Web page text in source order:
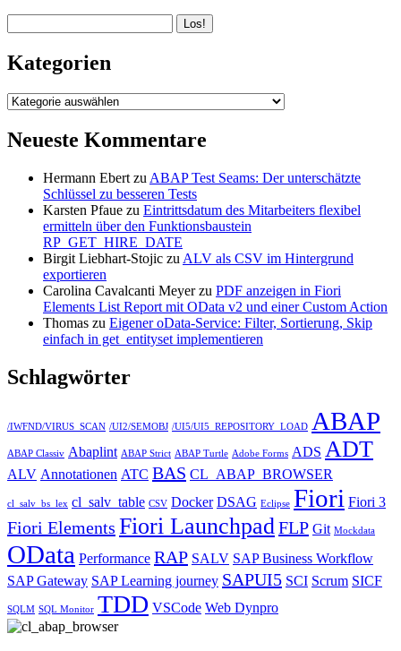
Kategorien
Kategorien
Neueste Kommentare
Hermann Ebert zu ABAP Test Seams: Der unterschätzte
Schlüssel zu besseren Tests
Karsten Pfaue zu Eintrittsdatum des Mitarbeiters flexibel
ermitteln über den Funktionsbaustein
RP_GET_HIRE_DATE
Birgit Liebhart-Stojic zu ALV als CSV im Hintergrund
exportieren
Carolina Cavalcanti Meyerzu PDF anzeigen in Fiori
Elements List Report mit OData v2 und einer Custom Action
Thomas zu Eigener oData-Service: Filter, Sortierung, Skip
einfach in get_entityset implementieren
Schlagwörter
/IWFND/VIRUS_SCAN /UI2/SEMOBJ /UI5/UI5_REPOSITORY_LOAD ABAP
ABAP Classiv Abaplint ABAP Strict ABAP Turtle Adobe Forms ADS ADT
ALV Annotationen ATC BAS CL_ABAP_BROWSER
cl_salv_bs_lex cl_salv_table CSV Docker DSAG Eclipse Fiori Fiori 3
Fiori Elements Fiori LaunchpadFLP Git Mockdata
OData Performance RAP SALV SAP Business Workflow
SAP Gateway SAP Learning journey SAPUI5 SCI Scrum SICF
SQLM SQL Monitor TDD VSCode Web Dynpro